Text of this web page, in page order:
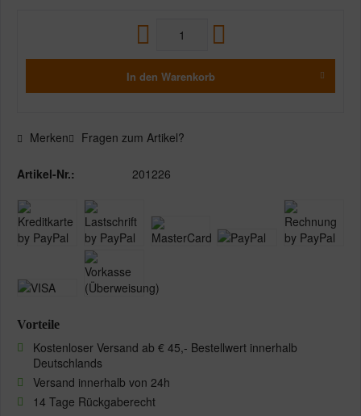
In den Warenkorb
Merken Fragen zum Artikel?
Artikel-Nr.: 201226
Vorteile
Kostenloser Versand ab € 45,- Bestellwert innerhalb
Deutschlands
Versand innerhalb von 24h
14 Tage Rückgaberecht